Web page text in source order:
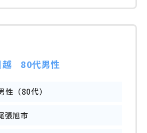
80代男性
性（80代）
張旭市